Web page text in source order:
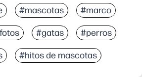
#mascotas #marco
#gatas #perros
#hitos de mascotas